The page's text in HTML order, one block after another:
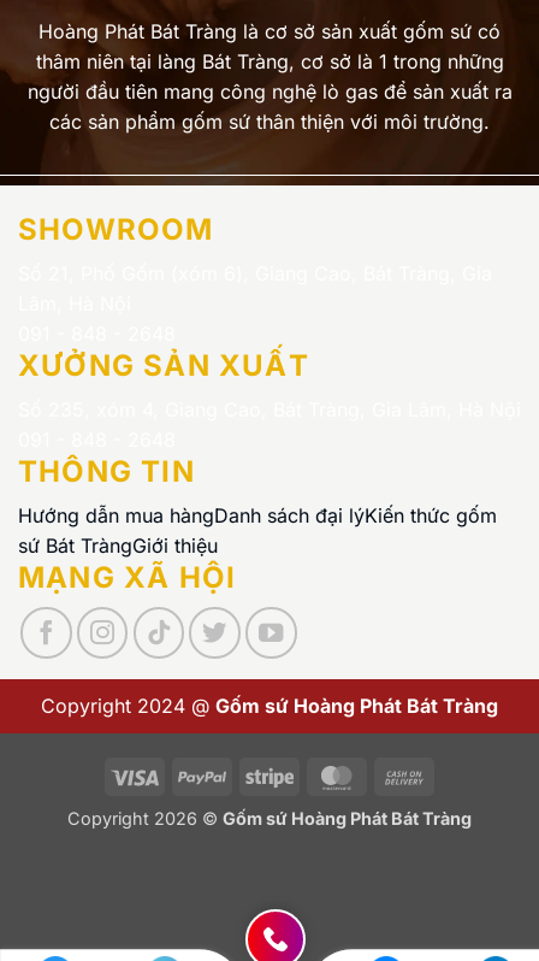
Hoàng Phát Bát Tràng là cơ sở sản xuất gốm sứ có
thâm niên tại làng Bát Tràng, cơ sở là 1 trong những
người đầu tiên mang công nghệ lò gas để sản xuất ra
các sản phẩm gốm sứ thân thiện với môi trường.
SHOWROOM
XƯỞNG SẢN XUẤT
THÔNG TIN
Hướng dẫn mua hàngDanh sách đại lýKiến thức gốm
sứ Bát TràngGiới thiệu
MẠNG XÃ HỘI
Copyright 2024 @ Gốm sứ Hoàng Phát Bát Tràng
Visa PayPal Stripe MasterCard
Delivery
Copyright 2026 © Gốm sứ Hoàng Phát Bát Tràng